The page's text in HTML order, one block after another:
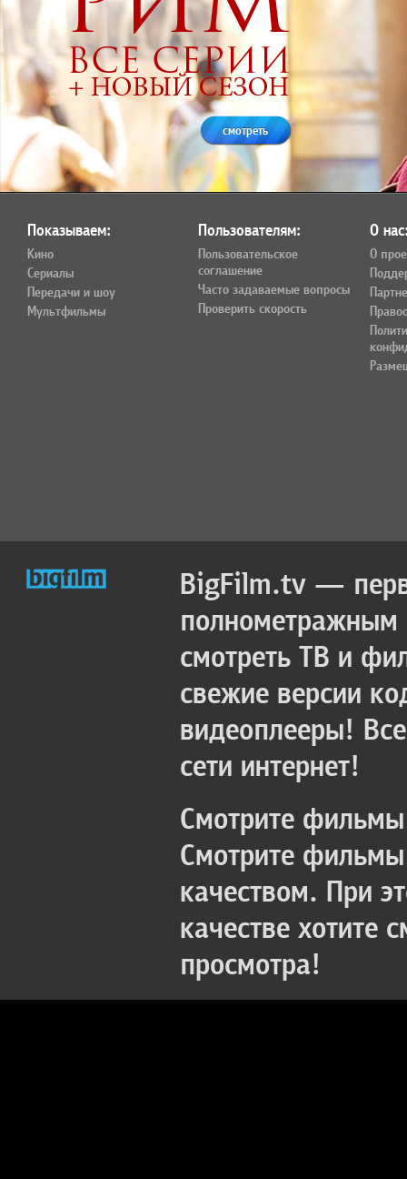
смотреть
Показываем:
Кино
Сериалы
Передачи и шоу
Мультфильмы
Пользователям:
Пользовательское
соглашение
Часто задаваемые вопросы
Проверить скорость
О
О
BigFilm.tv —
полнометражным
смотреть ТВ и
свежие версии
видеоплееры!
сети интернет!
Смотрите
Смотрите
качеством. При
качестве хотите
просмотра!